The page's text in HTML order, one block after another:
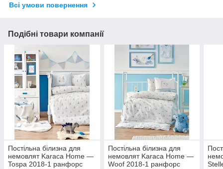
Всі умови повернення
Подібні товари компанії
Постільна білизна для
немовлят Karaca Home —
Tospa 2018-1 ранфорс
Постільна білизна для
немовлят Karaca Home —
Woof 2018-1 ранфорс